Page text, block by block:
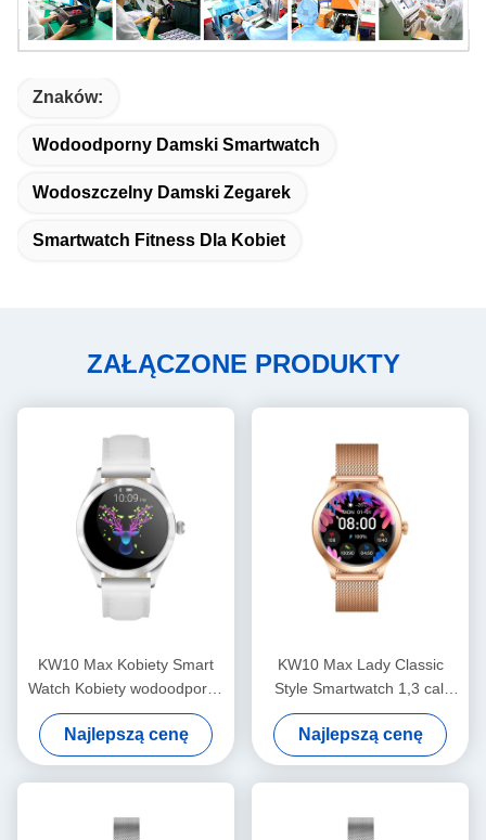
Znaków:
Wodoodporny Damski Smartwatch
Wodoszczelny Damski Zegarek
Smartwatch Fitness Dla Kobiet
ZAŁĄCZONE PRODUKTY
KW10 Max Kobiety Smart
Watch Kobiety wodoodporne
Kobiety Fitness Smartwatch
Ekran AMOLED
Najlepszą cenę
KW10 Max Lady Classic
Style Smartwatch 1,3 cali
Zdrowie Kobiet Smart Watch
wodoodporne
Najlepszą cenę